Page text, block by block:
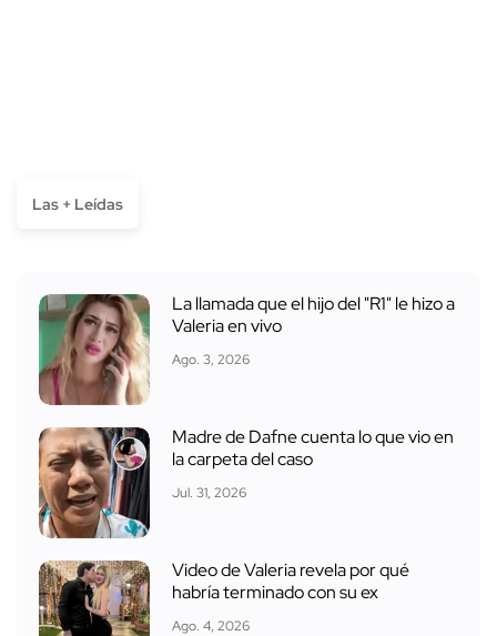
Las + Leídas
La llamada que el hijo del "R1" le hizo a
Valeria en vivo
Ago. 3, 2026
Madre de Dafne cuenta lo que vio en
la carpeta del caso
Jul. 31, 2026
Video de Valeria revela por qué
habría terminado con su ex
Ago. 4, 2026